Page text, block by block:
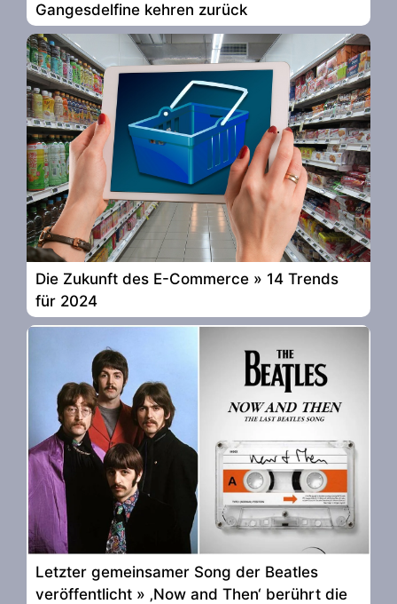
Gangesdelfine kehren zurück
Die Zukunft des E-Commerce » 14 Trends
für 2024
Letzter gemeinsamer Song der Beatles
veröffentlicht » ‚Now and Then‘ berührt die